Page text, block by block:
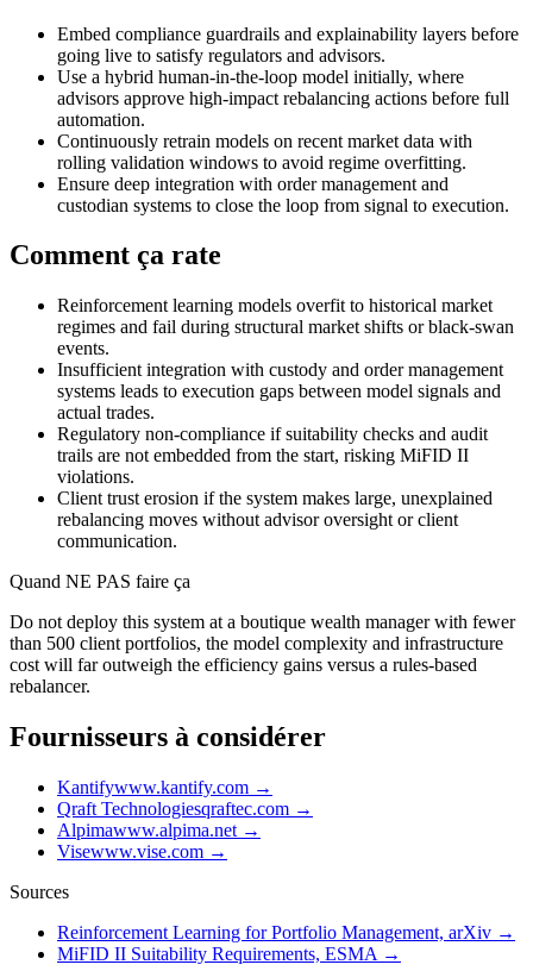
Embed compliance guardrails and explainability layers before
going live to satisfy regulators and advisors.
Use a hybrid human-in-the-loop model initially, where
advisors approve high-impact rebalancing actions before full
automation.
Continuously retrain models on recent market data with
rolling validation windows to avoid regime overfitting.
Ensure deep integration with order management and
custodian systems to close the loop from signal to execution.
Comment ça rate
Reinforcement learning models overfit to historical market
regimes and fail during structural market shifts or black-swan
events.
Insufficient integration with custody and order management
systems leads to execution gaps between model signals and
actual trades.
Regulatory non-compliance if suitability checks and audit
trails are not embedded from the start, risking MiFID II
violations.
Client trust erosion if the system makes large, unexplained
rebalancing moves without advisor oversight or client
communication.
Quand NE PAS faire ça
Do not deploy this system at a boutique wealth manager with fewer
than 500 client portfolios, the model complexity and infrastructure
cost will far outweigh the efficiency gains versus a rules-based
rebalancer.
Fournisseurs à considérer
Kantifywww.kantify.com →
Qraft Technologiesqraftec.com →
Alpimawww.alpima.net →
Visewww.vise.com →
Sources
Reinforcement Learning for Portfolio Management, arXiv →
MiFID II Suitability Requirements, ESMA →